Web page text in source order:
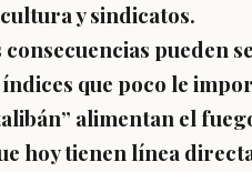
y sindicatos.
consecuencias pueden
que poco le
alimentan el
hoy tienen línea